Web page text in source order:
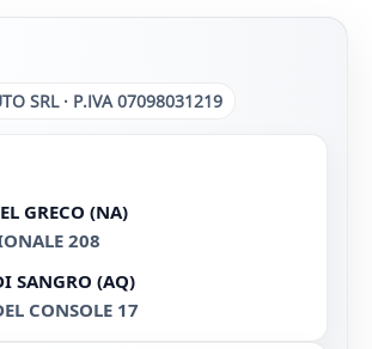
SRL · P.IVA 07098031219
GRECO (NA)
208
SANGRO (AQ)
CONSOLE 17